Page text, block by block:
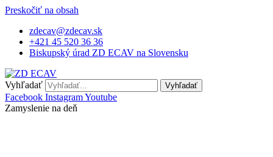
Preskočiť na obsah
zdecav@zdecav.sk
+421 45 520 36 36
Biskupský úrad ZD ECAV na Slovensku
Vyhľadať Vyhľadať
Facebook InstagramYoutube
Zamyslenie na deň